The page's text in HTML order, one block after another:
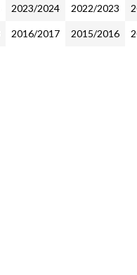
2023/2024 2022/2023
2016/2017 2015/2016